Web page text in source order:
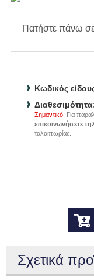
Πατήστε πάνω
Κωδικός
Σημαντικό: Για
επικοινωνήσετε
ταλαιπωρίας.
Σχετικά